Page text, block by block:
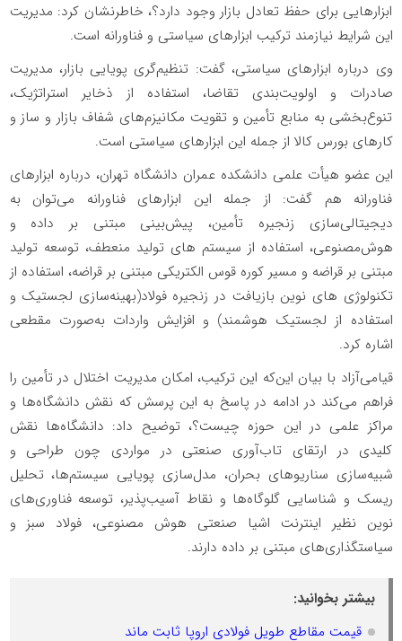
ابزارهایی برای حفظ تعادل بازار وجود دارد؟، خاطرنشان کرد: مدیریت
این شرایط نیازمند ترکیب ابزارهای سیاستی و فناورانه است.
وی درباره ابزارهای سیاستی، گفت: تنظیم‌گری پویایی بازار، مدیریت
صادرات و اولویت‌بندی تقاضا، استفاده از ذخایر استراتژیک،
تنوع‌بخشی به منابع تأمین و تقویت مکانیزم‌های شفاف بازار و ساز و
کارهای بورس کالا از جمله این ابزارهای سیاستی است.
این عضو هیأت علمی دانشکده عمران دانشگاه تهران، درباره ابزارهای
فناورانه هم گفت: از جمله این ابزارهای فناورانه می‌توان به
دیجیتالی‌سازی زنجیره تأمین، پیش‌بینی مبتنی بر داده و
هوش‌مصنوعی، استفاده از سیستم های تولید منعطف، توسعه تولید
مبتنی بر قراضه و مسیر کوره قوس الکتریکی مبتنی بر قراضه، استفاده از
تکنولوژی های نوین بازیافت در زنجیره فولاد(بهینه‌سازی لجستیک و
استفاده از لجستیک هوشمند) و افزایش واردات به‌صورت مقطعی
اشاره کرد.
قیامی‌آزاد با بیان این‌که این ترکیب، امکان مدیریت اختلال در تأمین را
فراهم می‌کند در ادامه در پاسخ به این پرسش که نقش دانشگاه‌ها و
مراکز علمی در این حوزه چیست؟، توضیح داد: دانشگاه‌ها نقش
کلیدی در ارتقای تاب‌آوری صنعتی در مواردی چون طراحی و
شبیه‌سازی سناریوهای بحران، مدل‌سازی پویایی سیستم‌ها، تحلیل
ریسک و شناسایی گلوگاه‌ها و نقاط آسیب‌پذیر، توسعه فناوری‌های
نوین نظیر اینترنت اشیا صنعتی هوش مصنوعی، فولاد سبز و
سیاستگذاری‌های مبتنی بر داده دارند.
بیشتر بخوانید:
قیمت مقاطع طویل فولادی اروپا ثابت ماند